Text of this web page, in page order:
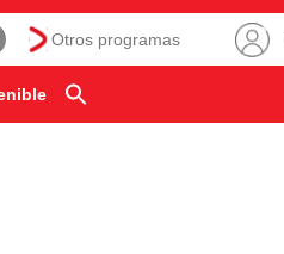
Otros programas